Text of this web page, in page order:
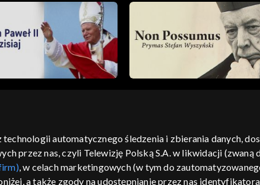
kontakt voucher dostępność informacje
automatycznego śledzenia i zbierania danych,
przez nas, czyli Telewizję Polską S.A. w likwidacji (zwaną
, w celach marketingowych (w tym do
a także zgody na udostępnianie przez nas